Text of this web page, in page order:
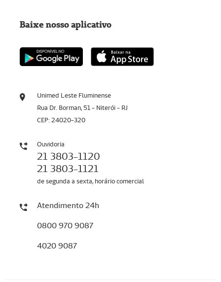
Unimed Leste Fluminense
Rua Dr. Borman, 51 - Niterói - RJ
CEP: 24020-320
Ouvidoria
21 3803-1120
21 3803-1121
de segunda a sexta, horário comercial
Atendimento 24h
0800 970 9087
4020 9087
Baixe nosso aplicativo